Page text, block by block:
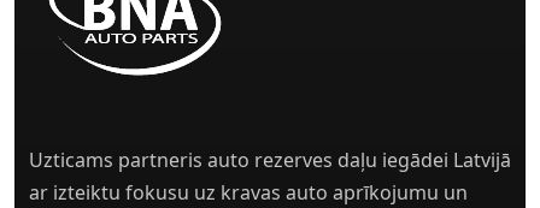
Uzticams partneris auto rezerves daļu iegādei Latvijā
ar izteiktu fokusu uz kravas auto aprīkojumu un